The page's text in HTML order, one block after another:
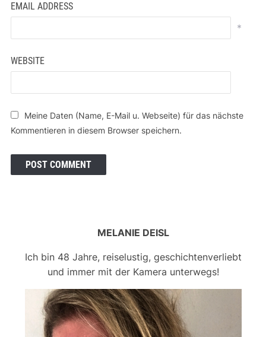
EMAIL ADDRESS
*
WEBSITE
Meine Daten (Name, E-Mail u. Webseite) für das nächste
Kommentieren in diesem Browser speichern.
MELANIE DEISL
Ich bin 48 Jahre, reiselustig, geschichtenverliebt
und immer mit der Kamera unterwegs!